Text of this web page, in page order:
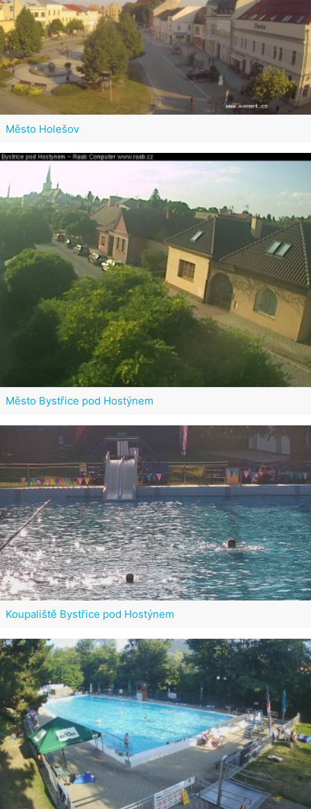
Město Holešov
Město Bystřice pod Hostýnem
Koupaliště Bystřice pod Hostýnem